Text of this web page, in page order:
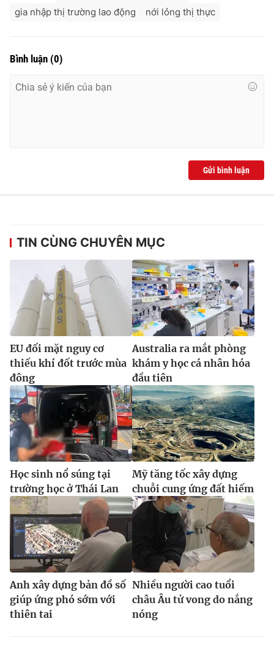
Cơ quan chủ quản:Đài Truyền hình Việt Nam
cấp ngày 29/12/2023
Phó Tổng Biên tập:
® Cấm sao chép dưới mọi hình thức nếu không có sự chấp
thuận bằng văn bản. Ghi rõ nguồn VTV.vn khi phát hành lại
thông tin từ website này.
gia nhập thị trường lao động
nới lỏng thị thực
Bình luận (0)
Gửi bình luận
TIN CÙNG CHUYÊN MỤC
EU đối mặt nguy cơ
thiếu khí đốt trước mùa
đông
Australia ra mắt phòng
khám y học cá nhân hóa
đầu tiên
Học sinh nổ súng tại
trường học ở Thái Lan
Mỹ tăng tốc xây dựng
chuỗi cung ứng đất hiếm
Anh xây dựng bản đồ số
giúp ứng phó sớm với
thiên tai
Nhiều người cao tuổi
châu Âu tử vong do nắng
nóng